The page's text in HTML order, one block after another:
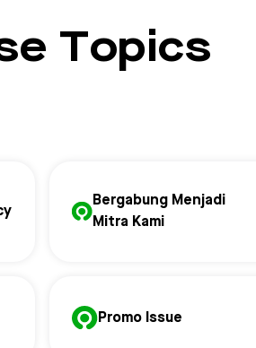
Topics
Bergabung Menjadi
Mitra Kami
Promo Issue